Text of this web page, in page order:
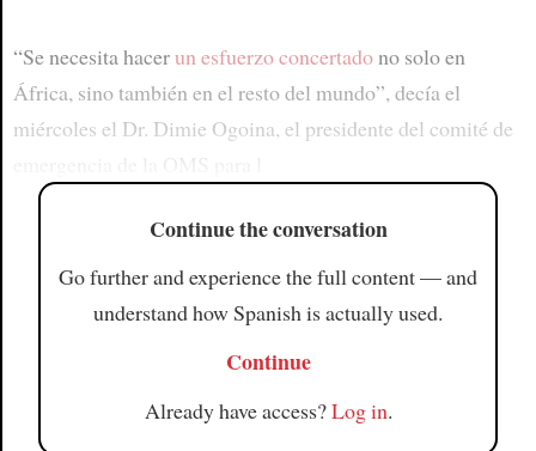
“Se necesita hacerun esfuerzo concertadono solo en
África, sino también en el resto del mundo”, decía el
miércoles el Dr. Dimie Ogoina, el presidente del comité de
Continue the conversation
Go further and experience the full content — and
understand how Spanish is actually used.
Continue
Already have access?Log in.